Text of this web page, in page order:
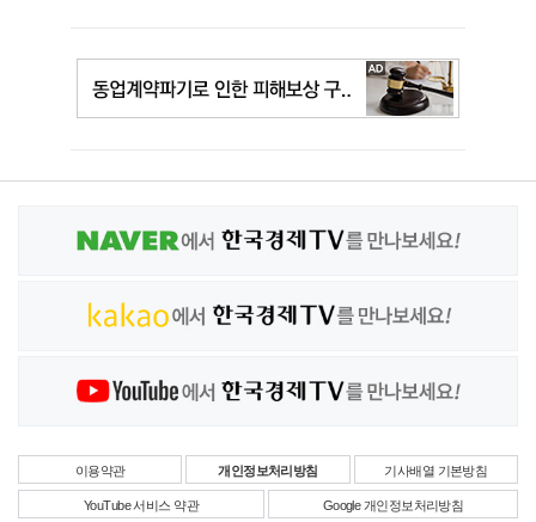
이용약관 개인정보처리방침 기사배열 기본방침
YouTube 서비스 약관 Google 개인정보처리방침